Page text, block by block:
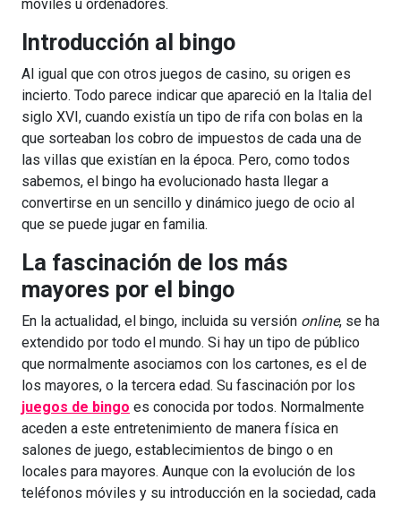
móviles u ordenadores.
Introducción al bingo
Al igual que con otros juegos de casino, su origen es
incierto. Todo parece indicar que apareció en la Italia del
siglo XVI, cuando existía un tipo de rifa con bolas en la
que sorteaban los cobro de impuestos de cada una de
las villas que existían en la época. Pero, como todos
sabemos, el bingo ha evolucionado hasta llegar a
convertirse en un sencillo y dinámico juego de ocio al
que se puede jugar en familia.
La fascinación de los más
mayores por el bingo
En la actualidad, el bingo, incluida su versión online, se ha
extendido por todo el mundo. Si hay un tipo de público
que normalmente asociamos con los cartones, es el de
los mayores, o la tercera edad. Su fascinación por los
juegos de bingo es conocida por todos. Normalmente
aceden a este entretenimiento de manera física en
salones de juego, establecimientos de bingo o en
locales para mayores. Aunque con la evolución de los
teléfonos móviles y su introducción en la sociedad, cada